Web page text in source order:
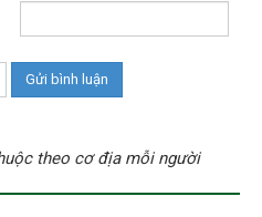
theo cơ địa mỗi người